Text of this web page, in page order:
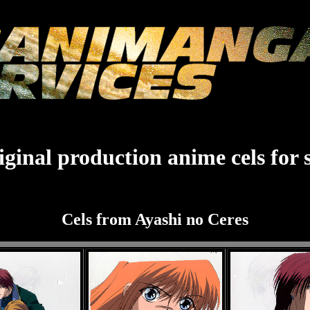
production anime cels for
Cels from Ayashi no Ceres